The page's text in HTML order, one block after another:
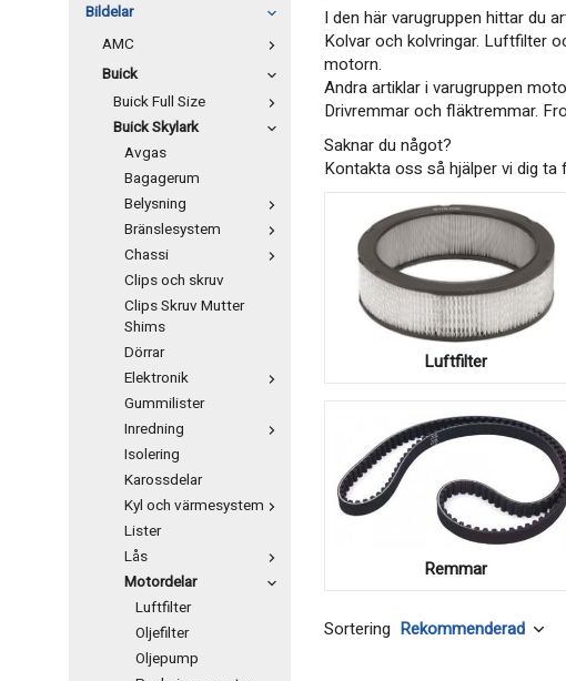
Bildelar
AMC
Buick
Buick Full Size
Buick Skylark
Avgas
Bagagerum
Belysning
Bränslesystem
Chassi
Clips och skruv
Clips Skruv Mutter
Shims
Dörrar
Elektronik
Gummilister
Inredning
Isolering
Karossdelar
Kyl och värmesystem
Lister
Lås
Motordelar
Luftfilter
Oljefilter
Oljepump
I den här varugruppen hittar du
Kolvar och kolvringar. Luftfilter
motorn.
Andra artiklar i varugruppen
Drivremmar och fläktremmar.
Saknar du något?
Kontakta oss så hjälper vi dig
Luftfilter
Remmar
Sortering